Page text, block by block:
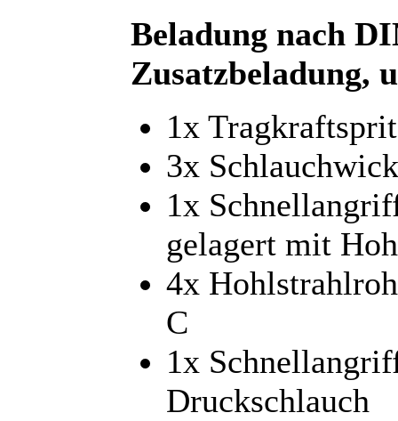
Beladung nach
Zusatzbeladung,
1x
3x
1x
gelagert mit
4x
C
1x
Druckschlauch